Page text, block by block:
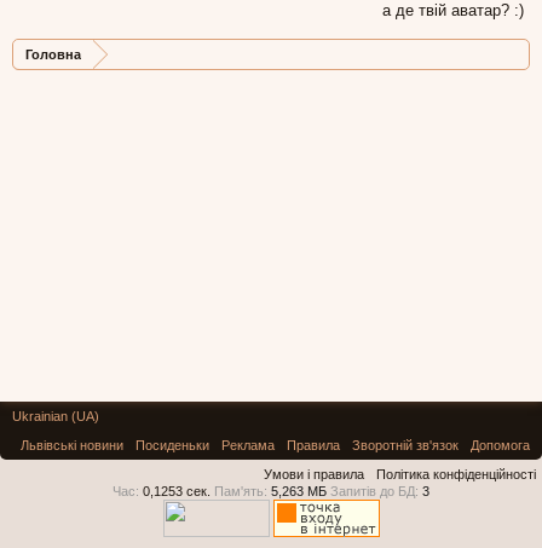
а де твій аватар? :)
Головна
Ukrainian (UA)
Львівські новини
Посиденьки Реклама Правила Зворотній зв'язок
Допомога
Умови і правила
Політика конфіденційності
Час: 0,1253 сек. Пам'ять: 5,263 МБ Запитів до БД: 3